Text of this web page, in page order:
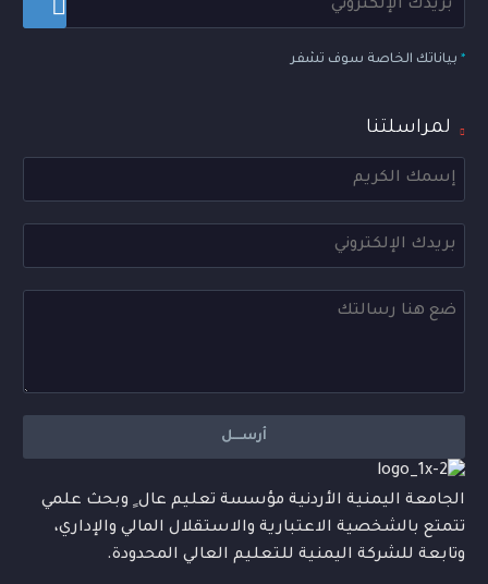
* بياناتك الخاصة سوف تشفر
لمراسلتنا
الجامعة اليمنية الأردنية مؤسسة تعليم عال ٍ وبحث علمي
تتمتع بالشخصية الاعتبارية والاستقلال المالي والإداري،
وتابعة للشركة اليمنية للتعليم العالي المحدودة.